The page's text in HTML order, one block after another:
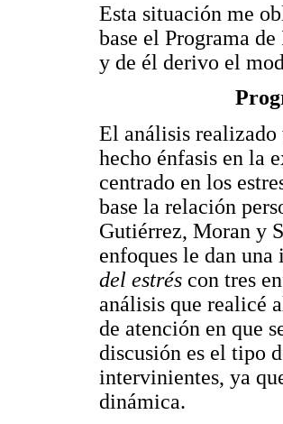
Esta situación me
base el Programa
y de él derivo el
El análisis realizado
hecho énfasis en la
centrado en los
base la relación
Gutiérrez, Moran y
enfoques le dan
del estrés con tres
análisis que realicé
de atención en que
discusión es el tipo
intervinientes, ya
dinámica.